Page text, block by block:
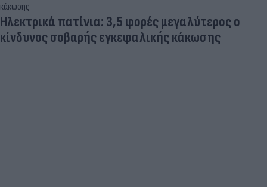
Ηλεκτρικά πατίνια: 3,5 φορές μεγαλύτερος ο
κίνδυνος σοβαρής εγκεφαλικής κάκωσης